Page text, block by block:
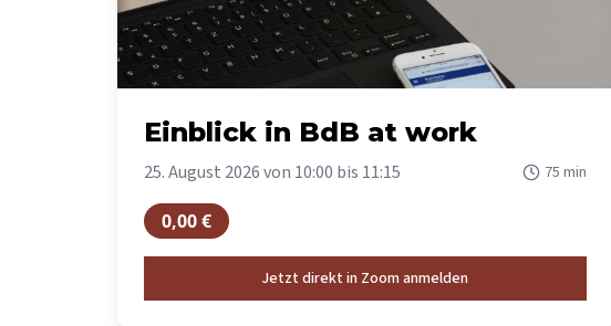
Einblick in BdB at work
25. August 2026von 10:00 bis 11:15 75 min
0,00€
Jetzt direkt in Zoom anmelden